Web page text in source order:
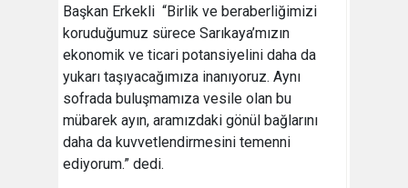
Başkan Erkekli “Birlik ve beraberliğimizi
koruduğumuz sürece Sarıkaya’mızın
ekonomik ve ticari potansiyelini daha da
yukarı taşıyacağımıza inanıyoruz. Aynı
sofrada buluşmamıza vesile olan bu
mübarek ayın, aramızdaki gönül bağlarını
daha da kuvvetlendirmesini temenni
ediyorum.” dedi.